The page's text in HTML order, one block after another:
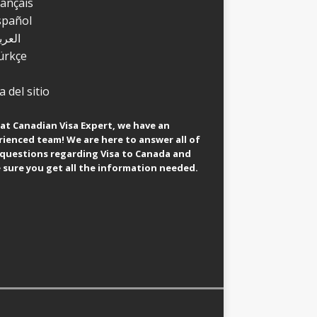
del sitio
Canadian Visa Expert, we have an
team! We are here to answer all of
regarding Visa to Canada and
sure you get all the information needed.